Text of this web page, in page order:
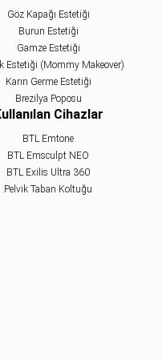
Göz Kapağı Estetiği
Burun Estetiği
Gamze Estetiği
Estetiği (Mommy Makeover)
Karın Germe Estetiği
Brezilya Poposu
Cihazlar
BTL Emtone
BTL Emsculpt NEO
BTL Exilis Ultra 360
Pelvik Taban Koltuğu